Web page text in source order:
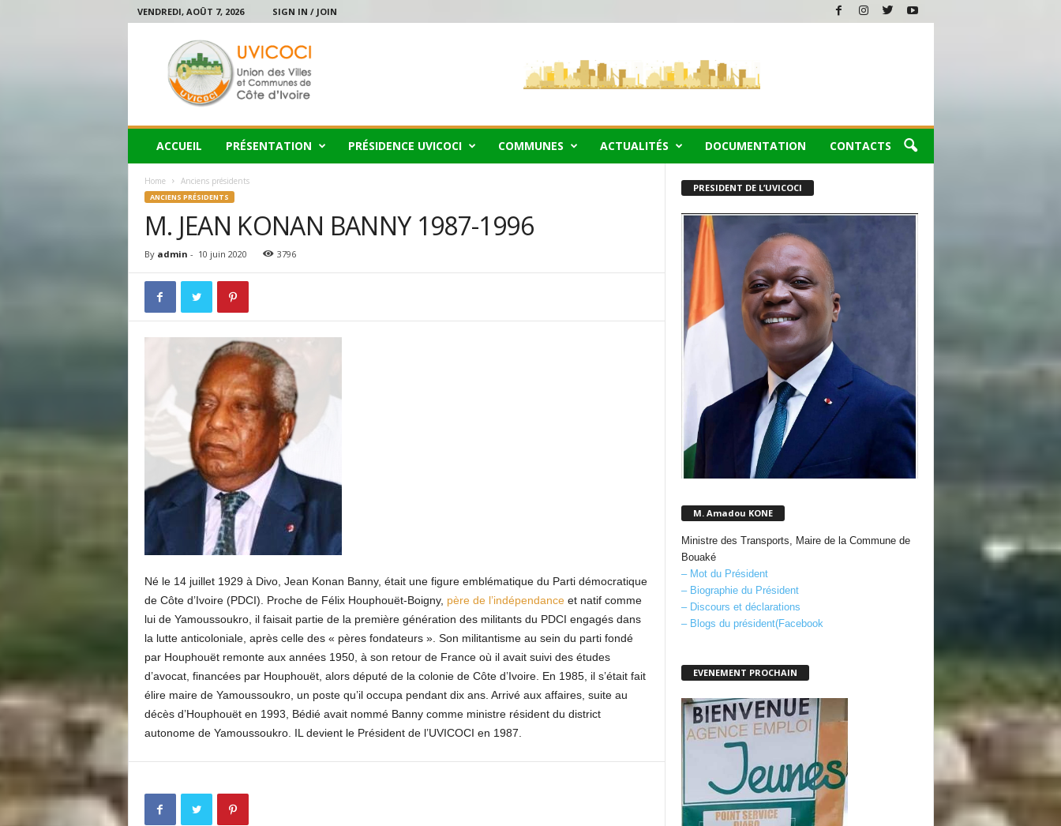
VENDREDI, AOÛT 7, 2026 SIGN IN / JOIN
ACCUEIL PRÉSENTATION PRÉSIDENCE UVICOCI COMMUNES ACTUALITÉS DOCUMENTATION CONTACTS
Home Anciens présidents
ANCIENS PRÉSIDENTS
M. JEAN KONAN BANNY 1987-1996
By admin - 10 juin 2020 3796
Né le 14 juillet 1929 à Divo, Jean Konan Banny, était une figure emblématique du Parti démocratique
de Côte d’Ivoire (PDCI). Proche de Félix Houphouët-Boigny, père de l’indépendanceet natif comme
lui de Yamoussoukro, il faisait partie de la première génération des militants du PDCI engagés dans
la lutte anticoloniale, après celle des « pères fondateurs ». Son militantisme au sein du parti fondé
par Houphouët remonte aux années 1950, à son retour de France où il avait suivi des études
d’avocat, financées par Houphouët, alors député de la colonie de Côte d’Ivoire. En 1985, il s’était fait
élire maire de Yamoussoukro, un poste qu’il occupa pendant dix ans. Arrivé aux affaires, suite au
décès d’Houphouët en 1993, Bédié avait nommé Banny comme ministre résident du district
autonome de Yamoussoukro. IL devient le Président de l’UVICOCI en 1987.
PRESIDENT DE L’UVICOCI
M. Amadou KONE
Ministre des Transports, Maire de la Commune de
Bouaké
– Mot du Président
– Biographie du Président
– Discours et déclarations
– Blogs du président(Facebook
EVENEMENT PROCHAIN